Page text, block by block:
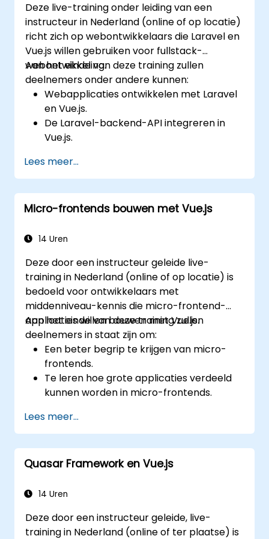
Deze live-training onder leiding van een
instructeur in Nederland (online of op locatie)
richt zich op webontwikkelaars die Laravel en
Vue.js willen gebruiken voor fullstack-
webontwikkeling.
Aan het einde van deze training zullen
deelnemers onder andere kunnen:
Webapplicaties ontwikkelen met Laravel
en Vue.js.
De Laravel-backend-API integreren in
Vue.js.
Lees meer...
Micro-frontends bouwen met Vue.js
14 Uren
Deze door een instructeur geleide live-
training in Nederland (online of op locatie) is
bedoeld voor ontwikkelaars met
middenniveau-kennis die micro-frontend-
applicaties willen bouwen met Vue.js.
Aan het einde van deze training zullen
deelnemers in staat zijn om:
Een beter begrip te krijgen van micro-
frontends.
Te leren hoe grote applicaties verdeeld
kunnen worden in micro-frontends.
verschillende benaderingen.
Micro-frontend-applicaties te
ontwikkelen met Vue.js.
Lees meer...
Quasar Framework en Vue.js
14 Uren
Deze door een instructeur geleide, live-
training in Nederland (online of ter plaatse) is